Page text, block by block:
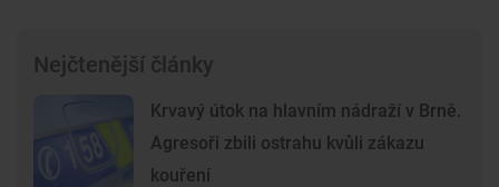
Nejčtenější články
Krvavý útok na hlavním nádraží v Brně.
Agresoři zbili ostrahu kvůli zákazu
kouření